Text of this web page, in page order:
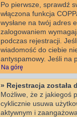
Po pierwsze, sprawdź
włączona funkcja
wysłane na twój adres
zalogowaniem
podczas rejestracji.
wiadomość do ciebie
antyspamowy. Jeśli na
Na górę
» Rejestracja została
Możliwe, że z jakiegoś
cyklicznie usuwa
aktywnym i